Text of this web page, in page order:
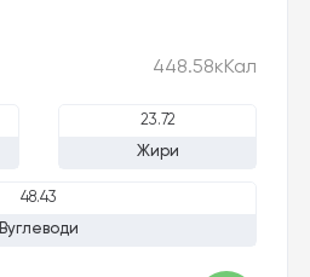
448.58кКал
23.72
Жири
48.43
Вуглеводи